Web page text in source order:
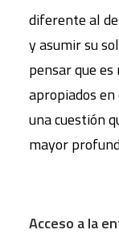
diferente al
y asumir su
pensar que
apropiados en
una cuestión
mayor
Acceso a la